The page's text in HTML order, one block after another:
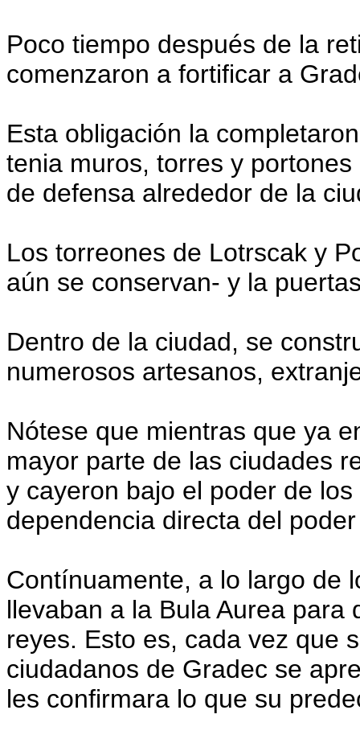
Poco tiempo después de la
comenzaron a fortificar a
Esta obligación la
tenia muros, torres y
de defensa alrededor de la
Los torreones de Lotrscak y
aún se conservan- y la
Dentro de la ciudad, se
numerosos artesanos,
Nótese que mientras que ya
mayor parte de las ciudades
y cayeron bajo el poder de
dependencia directa del
Contínuamente, a lo largo de
llevaban a la Bula Aurea
reyes. Esto es, cada vez que
ciudadanos de Gradec se
les confirmara lo que su